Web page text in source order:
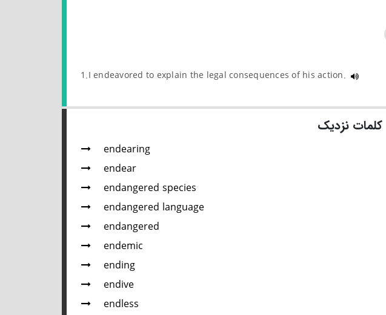
1.I endeavored to explain the legal consequences of his action.
کلمات نزدیک
endearing
endear
endangered species
endangered language
endangered
endemic
ending
endive
endless